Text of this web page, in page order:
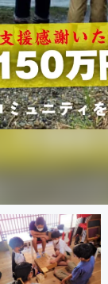
CAMPFIRE for
CAMPFIREふる